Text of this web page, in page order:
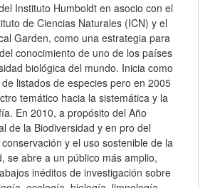
Instituto Humboldt en asocio con el
de Ciencias Naturales (ICN) y el
Garden, como una estrategia para
conocimiento de uno de los países
biológica del mundo. Inicia como
listados de especies pero en 2005
temático hacia la sistemática y la
En 2010, a propósito del Año
de la Biodiversidad y en pro del
y el uso sostenible de la
se abre a un público más amplio,
inéditos de investigación sobre